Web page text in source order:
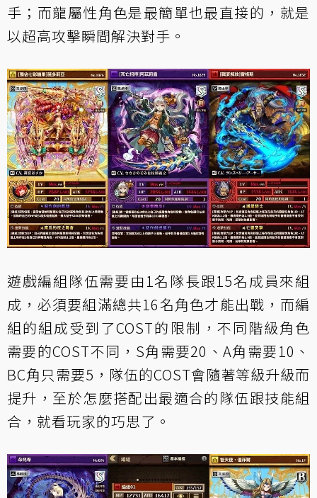
手；而龍屬性角色是最簡單也最直接的，就是
以超高攻擊瞬間解決對手。
遊戲編組隊伍需要由1名隊長跟15名成員來組
成，必須要組滿總共16名角色才能出戰，而編
組的組成受到了COST的限制，不同階級角色
需要的COST不同，S角需要20、A角需要10、
BC角只需要5，隊伍的COST會隨著等級升級而
提升，至於怎麼搭配出最適合的隊伍跟技能組
合，就看玩家的巧思了。